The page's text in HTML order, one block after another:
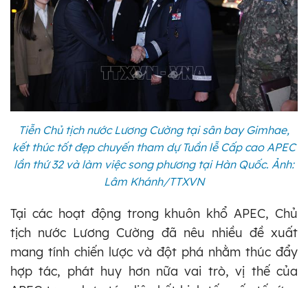
Tiễn Chủ tịch nước Lương Cường tại sân bay Gimhae,
kết thúc tốt đẹp chuyến tham dự Tuần lễ Cấp cao APEC
lần thứ 32 và làm việc song phương tại Hàn Quốc. Ảnh:
Lâm Khánh/TTXVN
Tại các hoạt động trong khuôn khổ APEC, Chủ
tịch nước Lương Cường đã nêu nhiều đề xuất
mang tính chiến lược và đột phá nhằm thúc đẩy
hợp tác, phát huy hơn nữa vai trò, vị thế của